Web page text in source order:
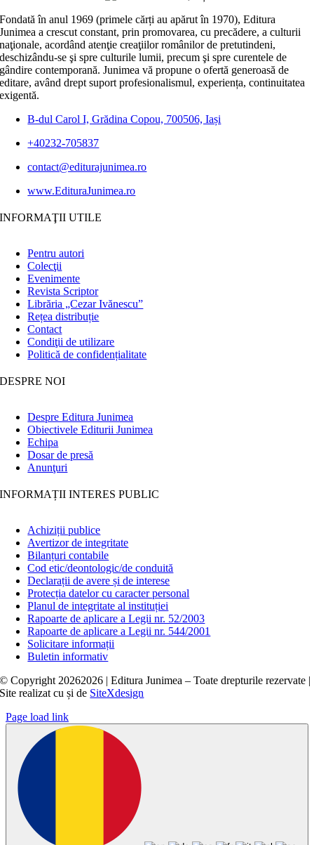
Fondată în anul 1969 (primele cărți au apărut în 1970), Editura
Junimea a crescut constant, prin promovarea, cu precădere, a culturii
naţionale, acordând atenţie creaţiilor românilor de pretutindeni,
deschizându-se şi spre culturile lumii, precum şi spre curentele de
gândire contemporană. Junimea vă propune o ofertă generoasă de
editare, având drept suport profesionalismul, experiența, continuitatea
exigentă.
B-dul Carol I, Grădina Copou, 700506, Iași
+40232-705837
contact@editurajunimea.ro
www.EdituraJunimea.ro
INFORMAŢII UTILE
Pentru autori
Colecţii
Evenimente
Revista Scriptor
Librăria „Cezar Ivănescu”
Rețea distribuție
Contact
Condiţii de utilizare
Politică de confidențialitate
DESPRE NOI
Despre Editura Junimea
Obiectivele Editurii Junimea
Echipa
Dosar de presă
Anunţuri
INFORMAȚII INTERES PUBLIC
Achiziții publice
Avertizor de integritate
Bilanțuri contabile
Cod etic/deontologic/de conduită
Declarații de avere și de interese
Protecția datelor cu caracter personal
Planul de integritate al instituției
Rapoarte de aplicare a Legii nr. 52/2003
Rapoarte de aplicare a Legii nr. 544/2001
Solicitare informații
Buletin informativ
© Copyright 20262026 | Editura Junimea – Toate drepturile rezervate |
Site realizat cușide SiteXdesign
Page load link